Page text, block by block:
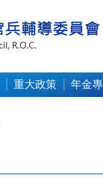
重大政策 年金